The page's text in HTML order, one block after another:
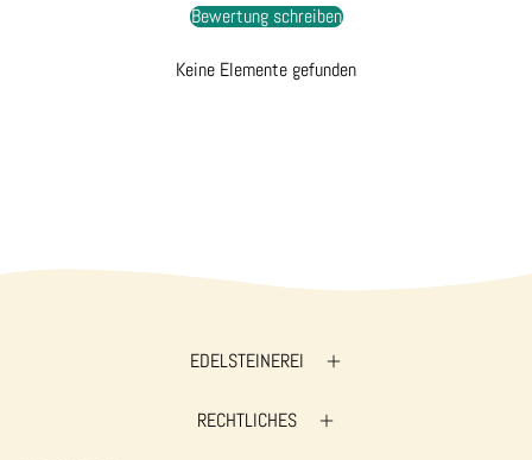
Bewertung schreiben
Keine Elemente gefunden
EDELSTEINEREI
RECHTLICHES